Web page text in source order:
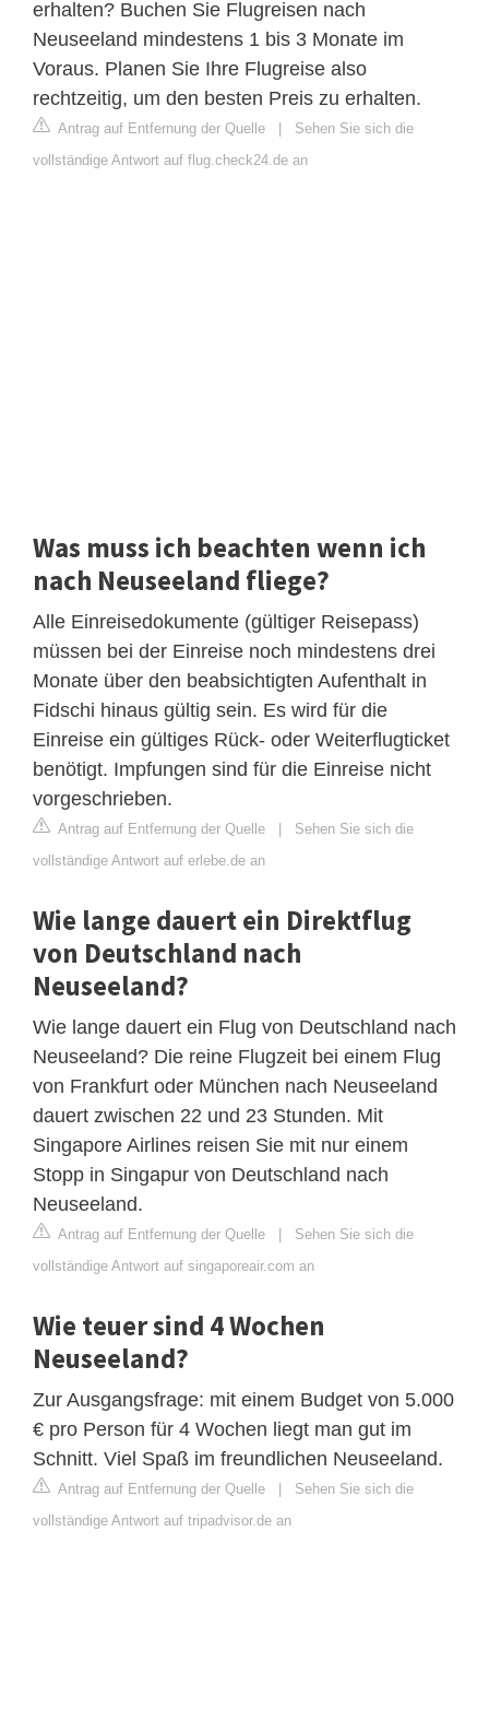
erhalten? Buchen Sie Flugreisen nach
Neuseeland mindestens 1 bis 3 Monate im
Voraus. Planen Sie Ihre Flugreise also
rechtzeitig, um den besten Preis zu erhalten.
Antrag auf Entfernung der Quelle | Sehen Sie sich die
vollständige Antwort auf flug.check24.de an
Was muss ich beachten wenn ich
nach Neuseeland fliege?
Alle Einreisedokumente (gültiger Reisepass)
müssen bei der Einreise noch mindestens drei
Monate über den beabsichtigten Aufenthalt in
Fidschi hinaus gültig sein. Es wird für die
Einreise ein gültiges Rück- oder Weiterflugticket
benötigt. Impfungen sind für die Einreise nicht
vorgeschrieben.
Antrag auf Entfernung der Quelle | Sehen Sie sich die
vollständige Antwort auf erlebe.de an
Wie lange dauert ein Direktflug
von Deutschland nach
Neuseeland?
Wie lange dauert ein Flug von Deutschland nach
Neuseeland? Die reine Flugzeit bei einem Flug
von Frankfurt oder München nach Neuseeland
dauert zwischen 22 und 23 Stunden. Mit
Singapore Airlines reisen Sie mit nur einem
Stopp in Singapur von Deutschland nach
Neuseeland.
Antrag auf Entfernung der Quelle | Sehen Sie sich die
vollständige Antwort auf singaporeair.com an
Wie teuer sind 4 Wochen
Neuseeland?
Zur Ausgangsfrage: mit einem Budget von 5.000
€ pro Person für 4 Wochen liegt man gut im
Schnitt. Viel Spaß im freundlichen Neuseeland.
Antrag auf Entfernung der Quelle | Sehen Sie sich die
vollständige Antwort auf tripadvisor.de an